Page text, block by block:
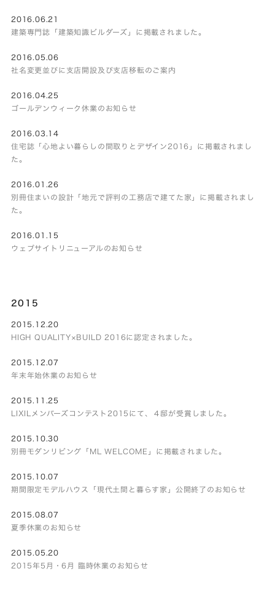
2016.06.21
建築専門誌「建築知識ビルダーズ」に掲載されました。
2016.05.06
社名変更並びに支店開設及び支店移転のご案内
2016.04.25
ゴールデンウィーク休業のお知らせ
2016.03.14
住宅誌「心地よい暮らしの間取りとデザイン2016」に掲載されまし
た。
2016.01.26
別冊住まいの設計「地元で評判の工務店で建てた家」に掲載されまし
た。
2016.01.15
ウェブサイトリニューアルのお知らせ
2015
2015.12.20
HIGH QUALITY×BUILD 2016に認定されました。
2015.12.07
年末年始休業のお知らせ
2015.11.25
LIXILメンバーズコンテスト2015にて、４邸が受賞しました。
2015.10.30
別冊モダンリビング「ML WELCOME」に掲載されました。
2015.10.07
期間限定モデルハウス「現代土間と暮らす家」公開終了のお知らせ
2015.08.07
夏季休業のお知らせ
2015.05.20
2015年5月・6月 臨時休業のお知らせ